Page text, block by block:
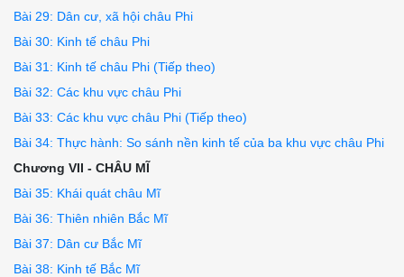
Bài 29: Dân cư, xã hội châu Phi
Bài 30: Kinh tế châu Phi
Bài 31: Kinh tế châu Phi (Tiếp theo)
Bài 32: Các khu vực châu Phi
Bài 33: Các khu vực châu Phi (Tiếp theo)
Bài 34: Thực hành: So sánh nền kinh tế của ba khu vực châu Phi
Chương VII - CHÂU MĨ
Bài 35: Khái quát châu Mĩ
Bài 36: Thiên nhiên Bắc Mĩ
Bài 37: Dân cư Bắc Mĩ
Bài 38: Kinh tế Bắc Mĩ